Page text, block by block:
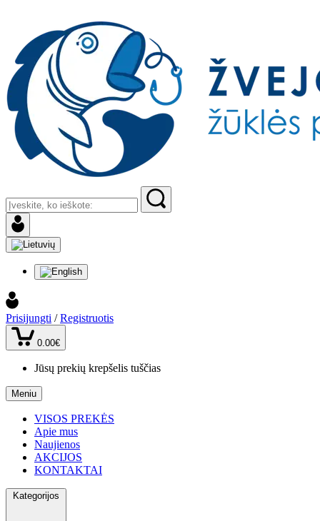
Prisijungti / Registruotis
0.00€
Jūsų prekių krepšelis tuščias
Meniu
VISOS PREKĖS
Apie mus
Naujienos
AKCIJOS
KONTAKTAI
Kategorijos